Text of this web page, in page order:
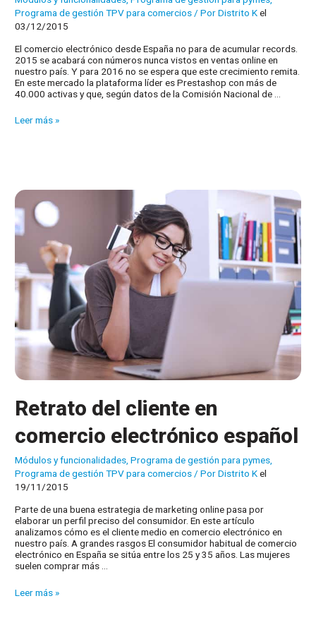
Programa de gestión TPV para comercios / PorDistrito Kel
03/12/2015
El comercio electrónico desde España no para de acumular records.
2015 se acabará con números nunca vistos en ventas online en
nuestro país. Y para 2016 no se espera que este crecimiento remita.
En este mercado la plataforma líder es Prestashop con más de
40.000 activas y que, según datos de la Comisión Nacional de …
El
España
Leer más »
Retrato del cliente en
comercio electrónico español
Módulos y funcionalidades,Programa de gestión para pymes,
Programa de gestión TPV para comercios/ PorDistrito Kel
19/11/2015
Parte de una buena estrategia de marketing online pasa por
elaborar un perfil preciso del consumidor. En este artículo
analizamos cómo es el cliente medio en comercio electrónico en
nuestro país. A grandes rasgos El consumidor habitual de comercio
electrónico en España se sitúa entre los 25 y 35 años. Las mujeres
suelen comprar más …
Retrato
Leer más »